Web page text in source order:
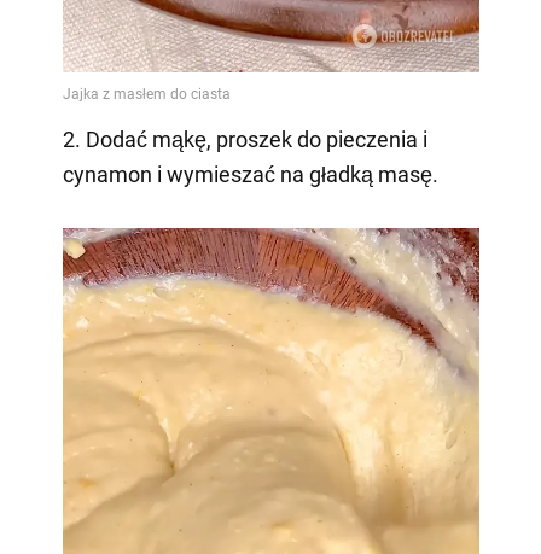
2. Dodać mąkę, proszek do pieczenia i
cynamon i wymieszać na gładką masę.